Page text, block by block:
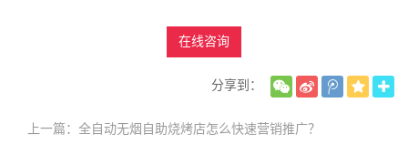
在线咨询
分享到：
上一篇：全自动无烟自助烧烤店怎么快速营销推广？